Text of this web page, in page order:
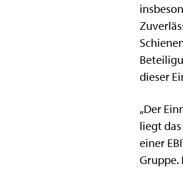
dieser
„Der
liegt
einer
Gruppe.